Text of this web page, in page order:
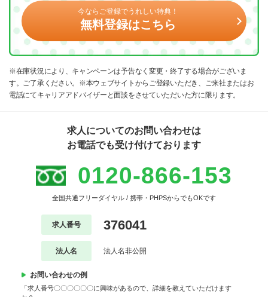
今ならご登録でうれしい特典！
無料登録はこちら
※在庫状況により、キャンペーンは予告なく変更・終了する場合がございま
す。ご了承ください。※本ウェブサイトからご登録いただき、ご来社またはお
電話にてキャリアアドバイザーと面談をさせていただいた方に限ります。
求人についてのお問い合わせは
お電話でも受け付けております
0120-866-153
全国共通フリーダイヤル / 携帯・PHPSからでもOKです
求人番号 376041
法人名 法人名非公開
お問い合わせの例
「求人番号〇〇〇〇〇〇に興味があるので、詳細を教えていただけます